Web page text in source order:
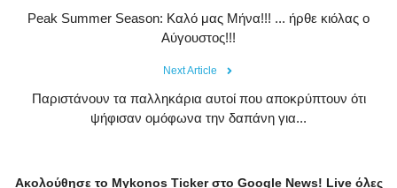
Peak Summer Season: Kαλό μας Μήνα!!! ... ήρθε κιόλας ο
Αύγουστος!!!
Next Article
Παριστάνουν τα παλληκάρια αυτοί που αποκρύπτουν ότι
ψήφισαν ομόφωνα την δαπάνη για...
Ακολούθησε το Mykonos Tickerστο Google News! Liveόλες